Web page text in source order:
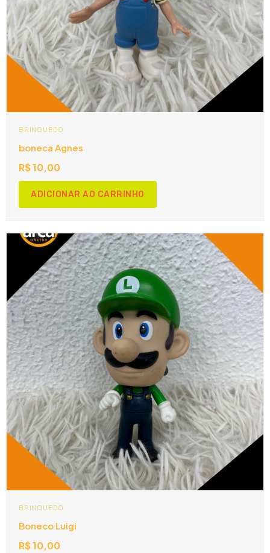
BRINQUEDO
boneca Agnes
R$10,00
ADICIONAR AO CARRINHO
BRINQUEDO
Boneco Luigi
R$10,00